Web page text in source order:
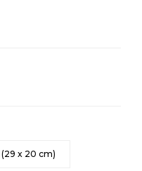
x 20 cm)